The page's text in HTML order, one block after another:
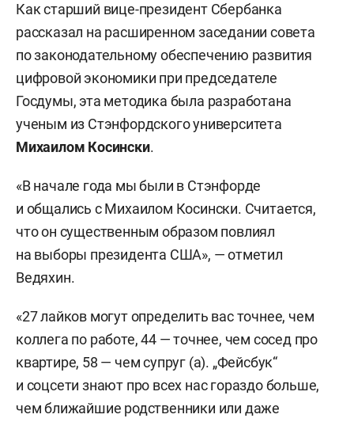
Как старший вице-президент Сбербанка
рассказал на расширенном заседании совета
по законодательному обеспечению развития
цифровой экономики при председателе
Госдумы, эта методика была разработана
ученым из Стэнфордского университета
Михаилом Косински.
«В начале года мы были в Стэнфорде
и общались с Михаилом Косински. Считается,
что он существенным образом повлиял
на выборы президента США», — отметил
Ведяхин.
«27 лайков могут определить вас точнее, чем
коллега по работе, 44 — точнее, чем сосед про
квартире, 58 — чем супруг (а). „Фейсбук“
и соцсети знают про всех нас гораздо больше,
чем ближайшие родственники или даже